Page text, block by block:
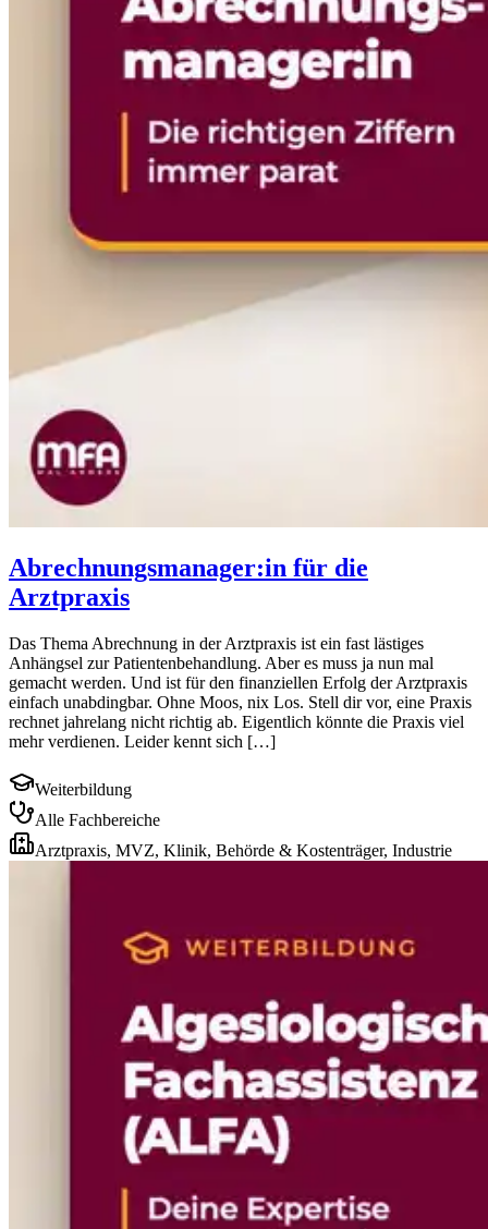
Abrechnungsmanager:in für die
Arztpraxis
Das Thema Abrechnung in der Arztpraxis ist ein fast lästiges
Anhängsel zur Patientenbehandlung. Aber es muss ja nun mal
gemacht werden. Und ist für den finanziellen Erfolg der Arztpraxis
einfach unabdingbar. Ohne Moos, nix Los. Stell dir vor, eine Praxis
rechnet jahrelang nicht richtig ab. Eigentlich könnte die Praxis viel
mehr verdienen. Leider kennt sich […]
Weiterbildung
Alle Fachbereiche
Arztpraxis, MVZ, Klinik, Behörde & Kostenträger, Industrie